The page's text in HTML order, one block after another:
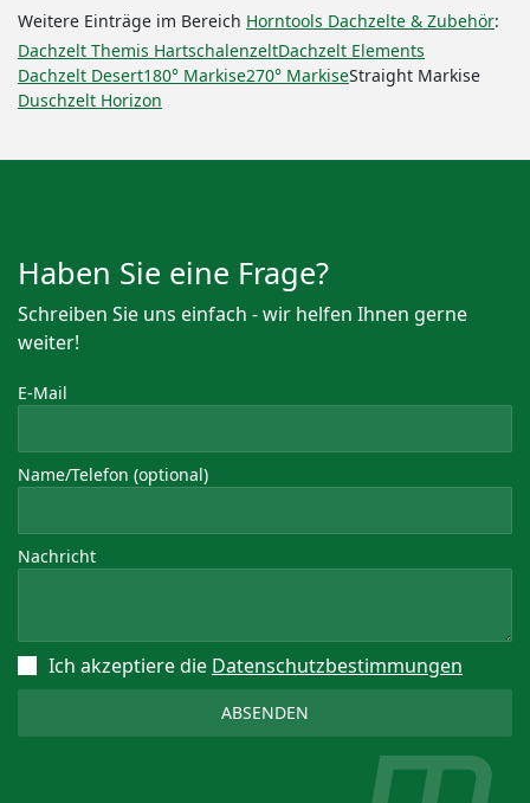
Weitere Einträge im Bereich Horntools Dachzelte & Zubehör:
Dachzelt Themis HartschalenzeltDachzelt Elements
Dachzelt Desert180° Markise270° MarkiseStraight Markise
Duschzelt Horizon
Haben Sie eine Frage?
Schreiben Sie uns einfach - wir helfen Ihnen gerne
weiter!
E-Mail
Name/Telefon (optional)
Nachricht
Ich akzeptiere die Datenschutz­bestimmungen